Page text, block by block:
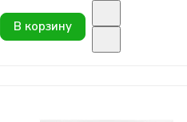
В корзину